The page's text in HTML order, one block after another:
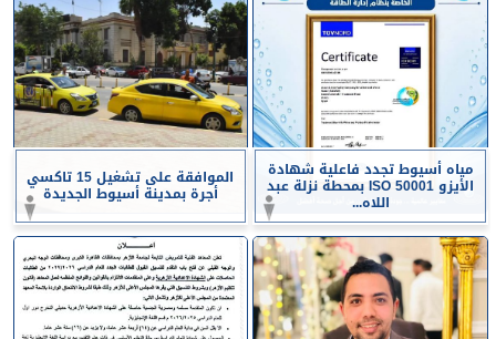
مياه أسيوط تجدد فاعلية شهادة
الأيزو ISO 50001 بمحطة نزلة عبد
اللاه...
الموافقة على تشغيل 15 تاكسي
أجرة بمدينة أسيوط الجديدة